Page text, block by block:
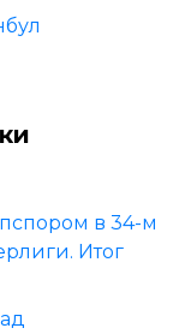
в 34-м
Итог